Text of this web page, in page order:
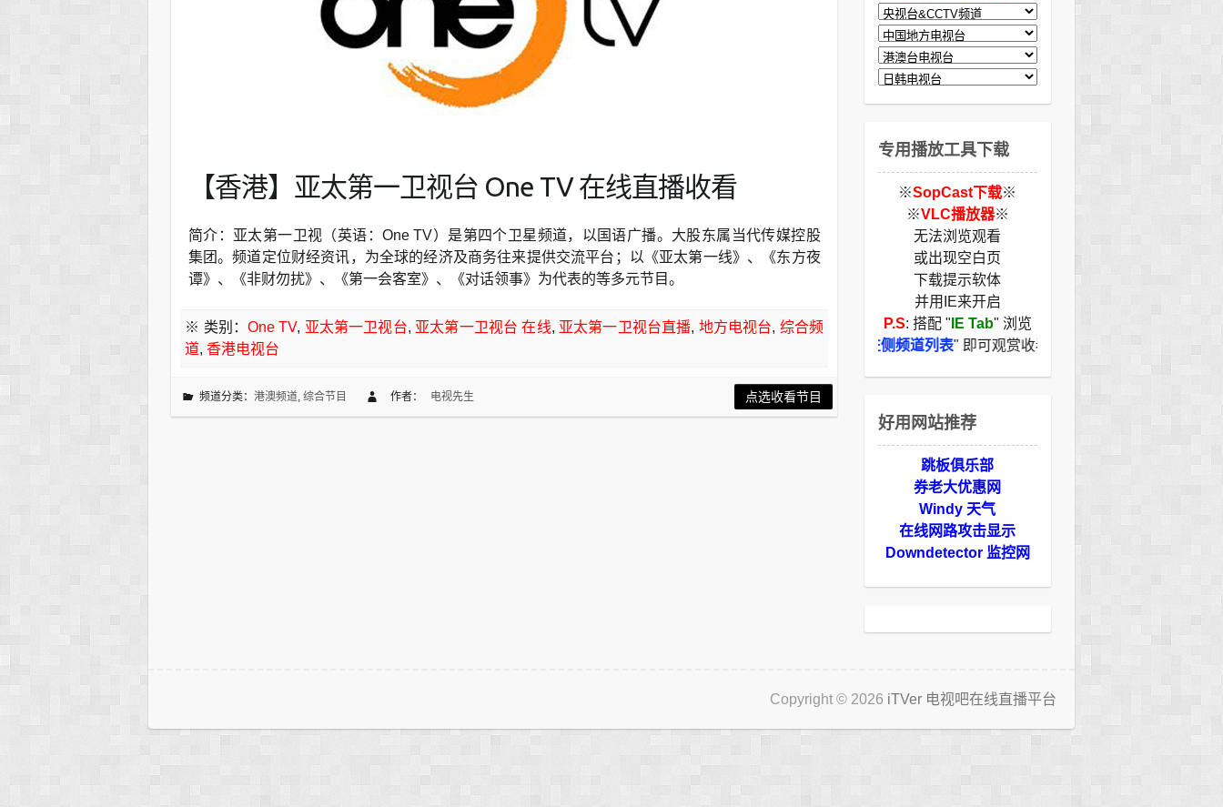
【香港】亚太第一卫视台 One TV 在线直播收看
简介：亚太第一卫视（英语：One TV）是第四个卫星频道，以国语广播。大股东属当代传媒控股
集团。频道定位财经资讯，为全球的经济及商务往来提供交流平台；以《亚太第一线》、《东方夜
谭》、《非财勿扰》、《第一会客室》、《对话领事》为代表的等多元节目。
※ 类别：One TV, 亚太第一卫视台, 亚太第一卫视台 在线, 亚太第一卫视台直播, 地方电视台, 综合频
道, 香港电视台
频道分类： 港澳频道, 综合节目 作者： 电视先生 点选收看节目
专用播放工具下载
※SopCast下载※
※VLC播放器※
无法浏览观看
或出现空白页
下载提示软体
并用IE来开启
P.S: 搭配 " IE Tab" 浏览
切换左侧频道列表" 即可观赏收看
好用网站推荐
跳板俱乐部
券老大优惠网
Windy 天气
在线网路攻击显示
Downdetector 监控网
Copyright © 2026 iTVer 电视吧在线直播平台